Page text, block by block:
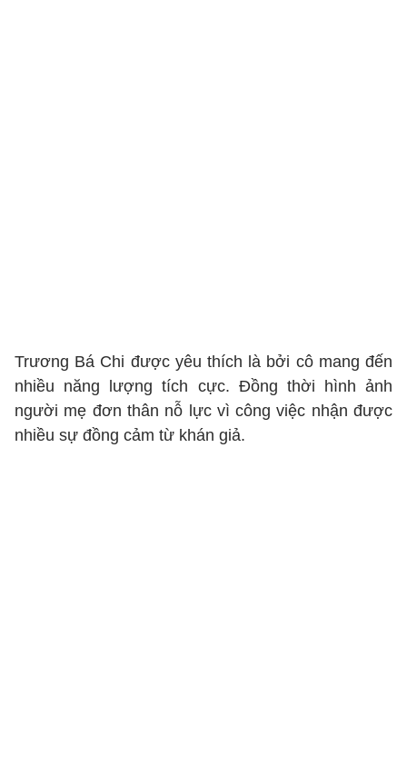
Trương Bá Chi được yêu thích là bởi cô mang đến
nhiều năng lượng tích cực. Đồng thời hình ảnh
người mẹ đơn thân nỗ lực vì công việc nhận được
nhiều sự đồng cảm từ khán giả.